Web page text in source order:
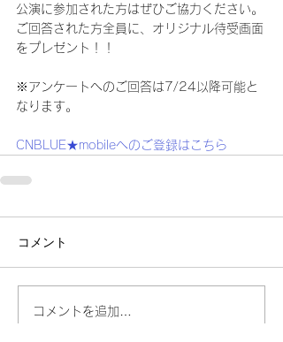
公演に参加された方はぜひご協力ください。
ご回答された方全員に、オリジナル待受画面
をプレゼント！！
※アンケートへのご回答は7/24以降可能と
なります。
CNBLUE★mobileへのご登録はこちら
コメント
コメントを追加…